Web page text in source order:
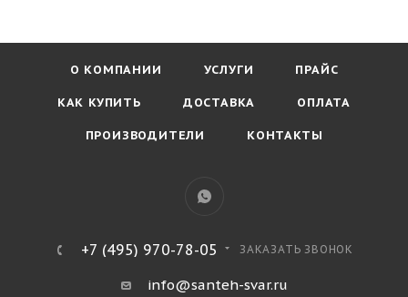
О КОМПАНИИ УСЛУГИ ПРАЙС
КАК КУПИТЬ ДОСТАВКА ОПЛАТА
ПРОИЗВОДИТЕЛИ КОНТАКТЫ
+7 (495) 970-78-05 ЗАКАЗАТЬ ЗВОНОК
info@santeh-svar.ru